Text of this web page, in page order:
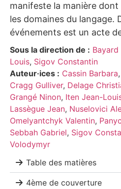
manifeste la manière
les domaines du langage.
événements est un acte
Sous la direction de : Bayard
Louis, Sigov Constantin
Auteur·ices : Cassin Barbara,
Cragg Gulliver, Delage
Grangé Ninon, Iten Jean-
Lassègue Jean, Nuselovici
Omelyantchyk Valentin,
Sebbah Gabriel, Sigov
Volodymyr
Table des matières
4ème de couverture